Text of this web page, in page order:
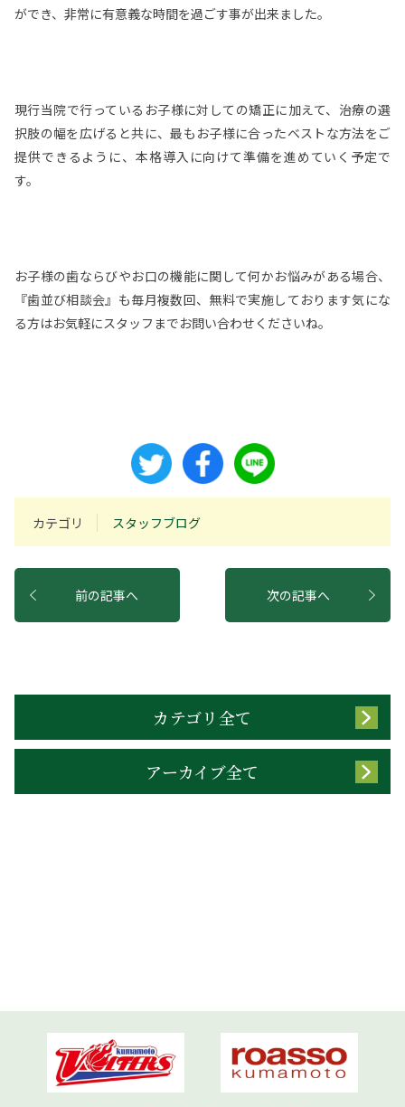
ができ、非常に有意義な時間を過ごす事が出来ました。
現行当院で行っているお子様に対しての矯正に加えて、治療の選
択肢の幅を広げると共に、最もお子様に合ったベストな方法をご
提供できるように、本格導入に向けて準備を進めていく予定で
す。
お子様の歯ならびやお口の機能に関して何かお悩みがある場合、
『歯並び相談会』も毎月複数回、無料で実施しております気にな
る方はお気軽にスタッフまでお問い合わせくださいね。
カテゴリ スタッフブログ
前の記事へ 次の記事へ
カテゴリ全て
アーカイブ全て